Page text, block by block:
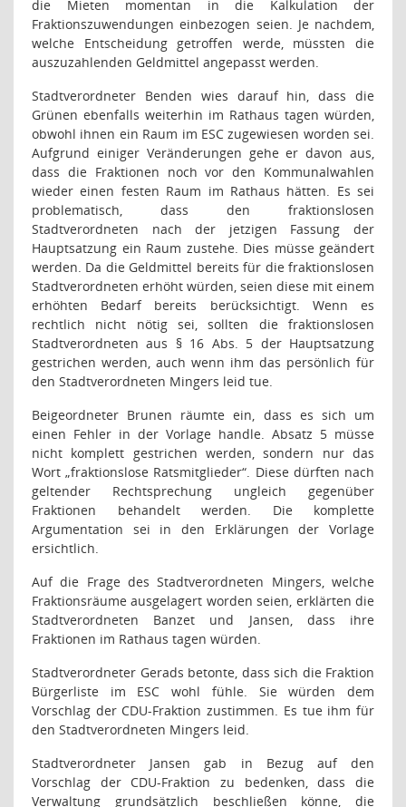
die Mieten momentan in die Kalkulation der
Fraktionszuwendungen einbezogen seien. Je nachdem,
welche Entscheidung getroffen werde, müssten die
auszuzahlenden Geldmittel angepasst werden.
Stadtverordneter Benden wies darauf hin, dass die
Grünen ebenfalls weiterhin im Rathaus tagen würden,
obwohl ihnen ein Raum im ESC zugewiesen worden sei.
Aufgrund einiger Veränderungen gehe er davon aus,
dass die Fraktionen noch vor den Kommunalwahlen
wieder einen festen Raum im Rathaus hätten. Es sei
problematisch, dass den fraktionslosen
Stadtverordneten nach der jetzigen Fassung der
Hauptsatzung ein Raum zustehe. Dies müsse geändert
werden. Da die Geldmittel bereits für die fraktionslosen
Stadtverordneten erhöht würden, seien diese mit einem
erhöhten Bedarf bereits berücksichtigt. Wenn es
rechtlich nicht nötig sei, sollten die fraktionslosen
Stadtverordneten aus § 16 Abs. 5 der Hauptsatzung
gestrichen werden, auch wenn ihm das persönlich für
den Stadtverordneten Mingers leid tue.
Beigeordneter Brunen räumte ein, dass es sich um
einen Fehler in der Vorlage handle. Absatz 5 müsse
nicht komplett gestrichen werden, sondern nur das
Wort „fraktionslose Ratsmitglieder“. Diese dürften nach
geltender Rechtsprechung ungleich gegenüber
Fraktionen behandelt werden. Die komplette
Argumentation sei in den Erklärungen der Vorlage
ersichtlich.
Auf die Frage des Stadtverordneten Mingers, welche
Fraktionsräume ausgelagert worden seien, erklärten die
Stadtverordneten Banzet und Jansen, dass ihre
Fraktionen im Rathaus tagen würden.
Stadtverordneter Gerads betonte, dass sich die Fraktion
Bürgerliste im ESC wohl fühle. Sie würden dem
Vorschlag der CDU-Fraktion zustimmen. Es tue ihm für
den Stadtverordneten Mingers leid.
Stadtverordneter Jansen gab in Bezug auf den
Vorschlag der CDU-Fraktion zu bedenken, dass die
Verwaltung grundsätzlich beschließen könne, die